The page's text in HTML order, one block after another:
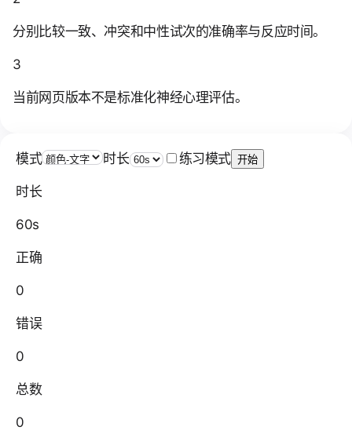
分别比较一致、冲突和中性试次的准确率与反应时间。
3
当前网页版本不是标准化神经心理评估。
模式 时长 练习模式 开始
时长
60s
正确
0
错误
0
总数
0